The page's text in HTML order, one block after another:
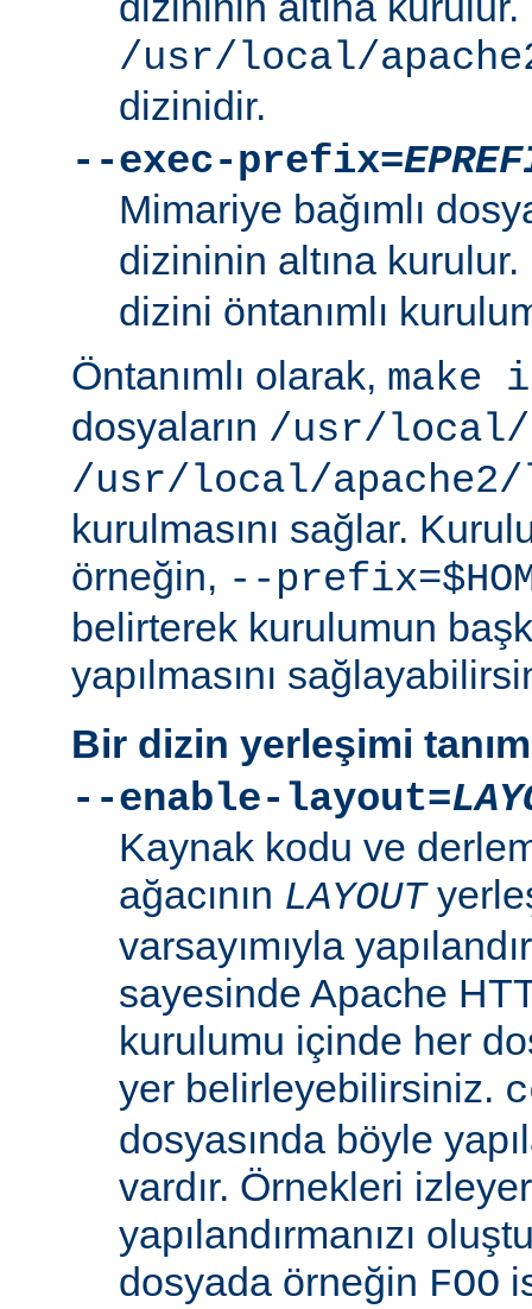
/usr/local/
dizinidir.
--exec-prefix=
Mimariye bağımlı
dizininin altına
dizini öntanımlı
Öntanımlı olarak, make
dosyaların /usr/local/
/usr/local/
kurulmasını sağlar.
örneğin, --
belirterek kurulumun
yapılmasını
Bir dizin yerleşimi
--enable-layout=
Kaynak kodu ve
ağacının LAYOUT
varsayımıyla
sayesinde Apache
kurulumu içinde her
yer belirleyebilirsiniz.
dosyasında böyle
vardır. Örnekleri
yapılandırmanızı
dosyada örneğin FOO